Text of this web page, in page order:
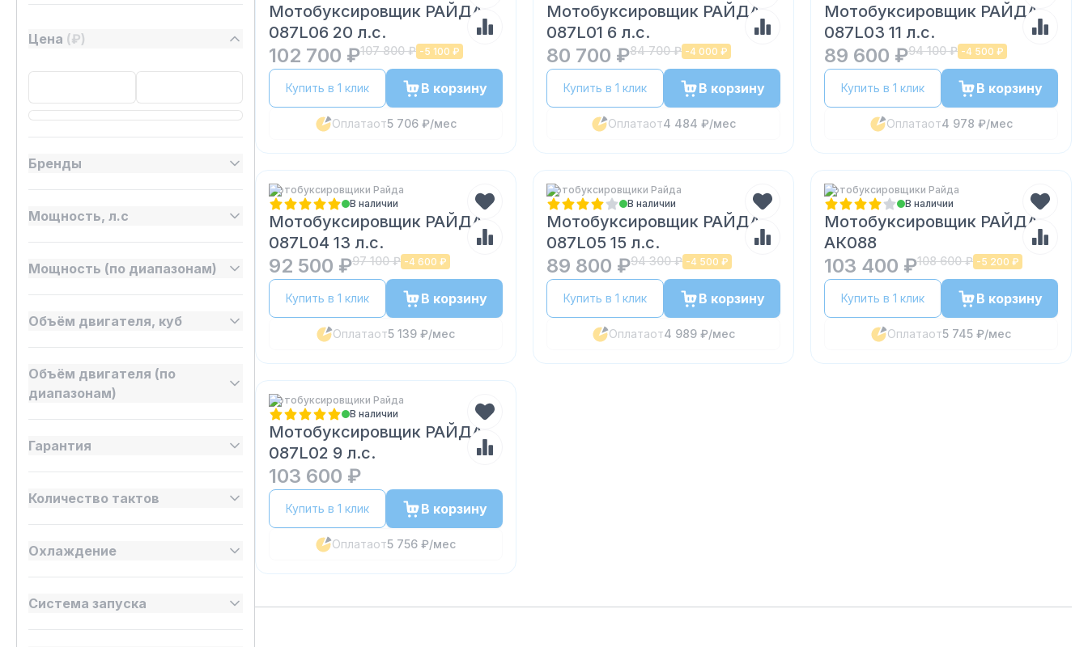
Цена (₽)
Бренды
Мощность, л.с
Мощность (по диапазонам)
Объём двигателя, куб
Объём двигателя (по
диапазонам)
Гарантия
Количество тактов
Охлаждение
Система запуска
Мотобуксировщик РАЙДА
087L06 20 л.с.
102 700 ₽107 800 ₽ -5 100 ₽
Купить в 1 клик В корзину
Оплатаот5 706 ₽/мес
Мотобуксировщик РАЙДА
087L01 6 л.с.
80 700 ₽84 700 ₽ -4 000 ₽
Купить в 1 клик В корзину
Оплатаот4 484 ₽/мес
Мотобуксировщик РАЙДА
087L03 11 л.с.
89 600 ₽94 100 ₽ -4 500 ₽
Купить в 1 клик В корзину
Оплатаот4 978 ₽/мес
Мотобуксировщики Райда
В наличии
Мотобуксировщик РАЙДА
087L04 13 л.с.
92 500 ₽97 100 ₽ -4 600 ₽
Купить в 1 клик В корзину
Оплатаот5 139 ₽/мес
Мотобуксировщики Райда
В наличии
Мотобуксировщик РАЙДА
087L05 15 л.с.
89 800 ₽94 300 ₽ -4 500 ₽
Купить в 1 клик В корзину
Оплатаот4 989 ₽/мес
Мотобуксировщики Райда
В наличии
Мотобуксировщик РАЙДА
АК088
103 400 ₽108 600 ₽ -5 200 ₽
Купить в 1 клик В корзину
Оплатаот5 745 ₽/мес
Мотобуксировщики Райда
В наличии
Мотобуксировщик РАЙДА
087L02 9 л.с.
103 600 ₽
Купить в 1 клик В корзину
Оплатаот5 756 ₽/мес